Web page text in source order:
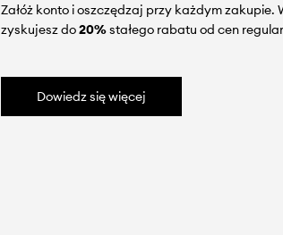
Załóż konto i oszczędzaj przy każdym zakupie.
zyskujesz do20%stałego rabatu od cen
Dowiedz się więcej